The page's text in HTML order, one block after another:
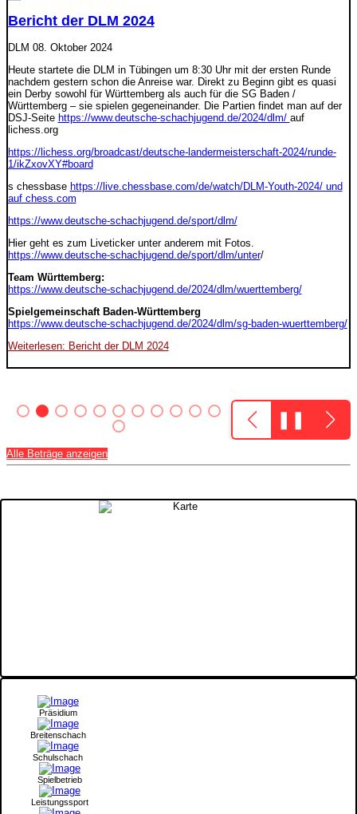
Bericht der DLM 2024
DLM 08. Oktober 2024
Heute startete die DLM in Tübingen um 8:30 Uhr mit der ersten Runde
nachdem gestern schon die Anreise war. Direkt zu Beginn gibt es quasi
ein Derby sowohl für Württemberg als auch für die SG Baden /
Württemberg – sie spielen gegeneinander. Die Partien findet man auf der
DSJ-Seite https://www.deutsche-schachjugend.de/2024/dlm/ auf
lichess.org
https://lichess.org/broadcast/deutsche-landermeisterschaft-2024/runde-
1/ikZxovXY#board
s chessbase https://live.chessbase.com/de/watch/DLM-Youth-2024/ und
auf chess.com
https://www.deutsche-schachjugend.de/sport/dlm/
Hier geht es zum Liveticker unter anderem mit Fotos.
https://www.deutsche-schachjugend.de/sport/dlm/unter/
Team Württemberg:
https://www.deutsche-schachjugend.de/2024/dlm/wuerttemberg/
Spielgemeinschaft Baden-Württemberg
https://www.deutsche-schachjugend.de/2024/dlm/sg-baden-wuerttemberg/
Weiterlesen: Bericht der DLM 2024
❚❚
Alle Beträge anzeigen
Präsidium
Breitenschach
Schulschach
Spielbetrieb
Leistungssport